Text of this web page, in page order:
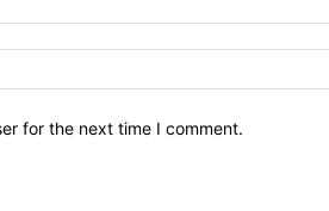
for the next time I comment.